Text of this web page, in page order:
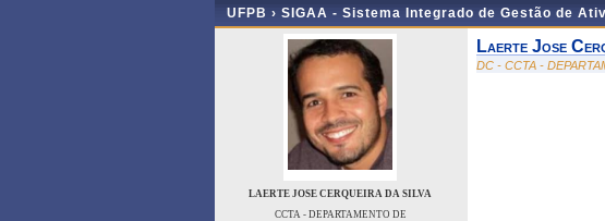
UFPB › SIGAA - Sistema Integrado de Gestão de
LAERTE JOSE CERQUEIRA DA SILVA
CCTA - DEPARTAMENTO DE
Laerte Jose
DC - CCTA -